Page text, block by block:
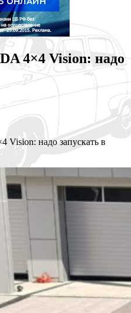
4×4 Vision: надо
надо запускать в